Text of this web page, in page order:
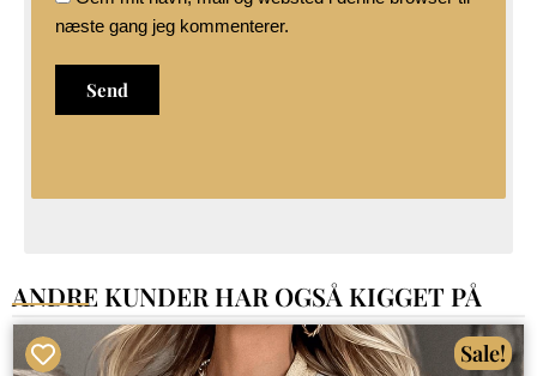
næste gang jeg kommenterer.
ANDRE KUNDER HAR OGSÅ KIGGET PÅ
Sale!